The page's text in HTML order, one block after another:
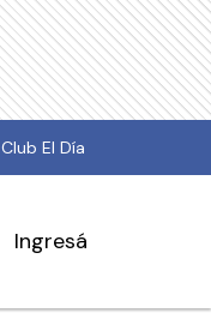
Club El Día
Ingresá